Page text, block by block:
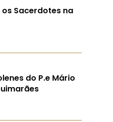
Sacerdotes na
do P.e Mário